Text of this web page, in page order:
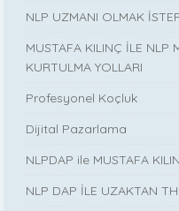
NLP UZMANI OLMAK
MUSTAFA KILINÇ İLE NLP
KURTULMA YOLLARI
Profesyonel Koçluk
Dijital Pazarlama
NLPDAP ile MUSTAFA
NLP DAP İLE UZAKTAN